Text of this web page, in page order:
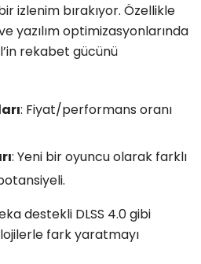
izlenim bırakıyor. Özellikle
yazılım optimizasyonlarında
rekabet gücünü
: Fiyat/performans oranı
: Yeni bir oyuncu olarak farklı
destekli DLSS 4.0 gibi
fark yaratmayı